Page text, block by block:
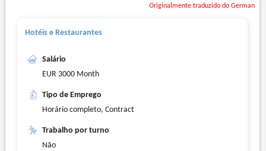
Originalmente traduzido do German
Hotéis e Restaurantes
Salário
EUR 3000 Month
Tipo de Emprego
Horário completo, Contract
Trabalho por turno
Não